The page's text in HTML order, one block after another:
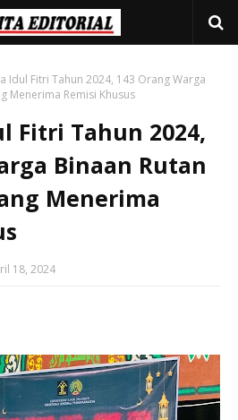
Idul Fitri Tahun 2024, 143 Orang Warga
Menerima Remisi Khusus
Fitri Tahun 2024,
Binaan Rutan
Menerima
18, 2024